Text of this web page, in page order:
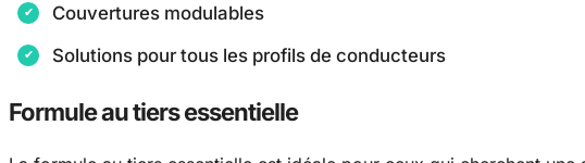
Couvertures modulables
Solutions pour tous les profils de conducteurs
Formule au tiers essentielle